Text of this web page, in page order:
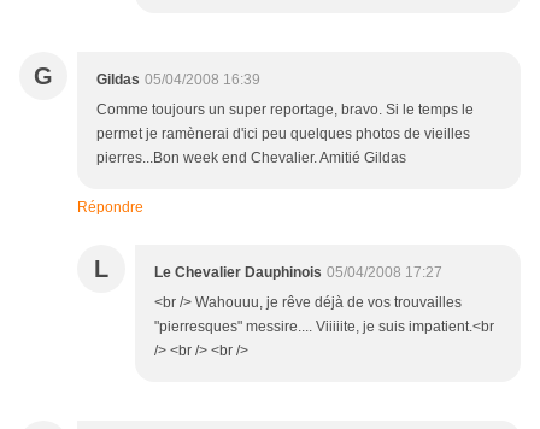
G Gildas 05/04/2008 16:39
Comme toujours un super reportage, bravo. Si le temps le
permet je ramènerai d'ici peu quelques photos de vieilles
pierres...Bon week end Chevalier. Amitié Gildas
Répondre
L Le Chevalier Dauphinois 05/04/2008 17:27
<br /> Wahouuu, je rêve déjà de vos trouvailles
"pierresques" messire.... Viiiiite, je suis impatient.<br
/> <br /> <br />